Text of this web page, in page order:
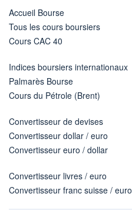
Accueil Bourse
Tous les cours boursiers
Cours CAC 40
Indices boursiers internationaux
Palmarès Bourse
Cours du Pétrole (Brent)
Convertisseur de devises
Convertisseur dollar / euro
Convertisseur euro / dollar
Convertisseur livres / euro
Convertisseur franc suisse / euro